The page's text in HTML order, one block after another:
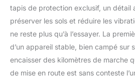
tapis de protection exclusif, un détail
préserver les sols et réduire les
ne reste plus qu’à l’essayer. La
d’un appareil stable, bien campé sur
encaisser des kilomètres de marche
de mise en route est sans conteste